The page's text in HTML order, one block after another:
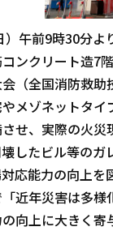
午前9時30分よ
ンクリート造7
（全国消防救助
メゾネットタイ
せ、実際の火
したビル等の
応能力の向上を
近年災害は多様
向上に大きく寄